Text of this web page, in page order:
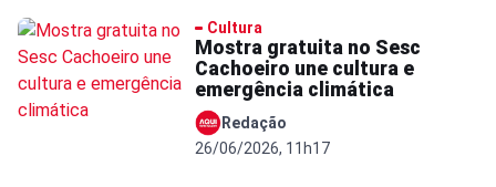
Cultura
Mostra gratuita no Sesc
Cachoeiro une cultura e
emergência climática
Redação
26/06/2026, 11h17